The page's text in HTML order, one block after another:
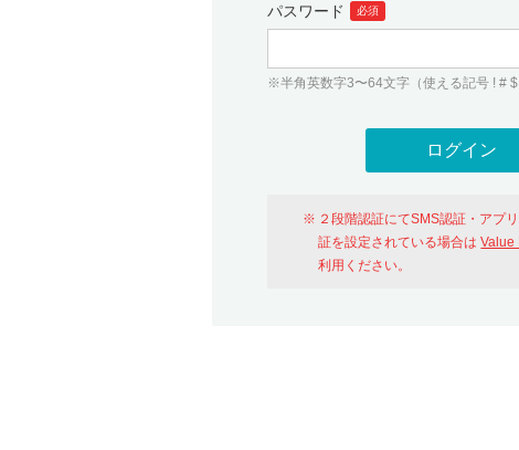
パスワード 必須
※半角英数字3〜64文字（使える記号 ! # $
２段階認証にてSMS認証・アプ
証を設定されている場合はValue
利用ください。